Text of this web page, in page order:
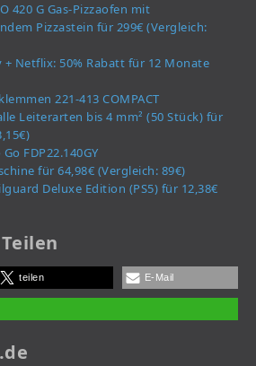
420 G Gas-Pizzaofen mit
Pizzastein für 299€ (Vergleich:
Netflix: 50% Rabatt für 12 Monate
221-413 COMPACT
Leiterarten bis 4 mm² (50 Stück) für
FDP22.140GY
für 64,98€ (Vergleich: 89€)
Deluxe Edition (PS5) für 12,38€
teilen E-Mail